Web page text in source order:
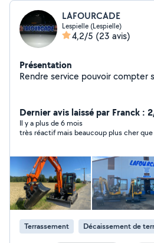
LAFOURCADE
Lespielle (Lespielle)
4,2/5 (23 avis)
Présentation
Rendre service pouvoir compter
Dernier avis laissé par Franck :
Il y a plus de 6 mois
très réactif mais beaucoup plus cher
Terrassement Décaissement de